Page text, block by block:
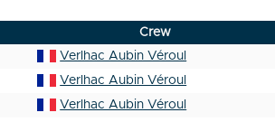
Crew
Verlhac Aubin Véroul
Verlhac Aubin Véroul
Verlhac Aubin Véroul